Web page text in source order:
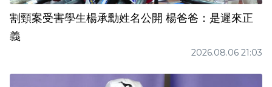
割頸案受害學生楊承勳姓名公開 楊爸爸：是遲來正
義
2026.08.06 21:03